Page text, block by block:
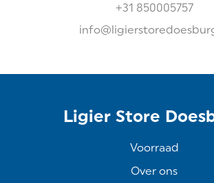
+31 850005757
Ligier Store
Voorraad
Over ons